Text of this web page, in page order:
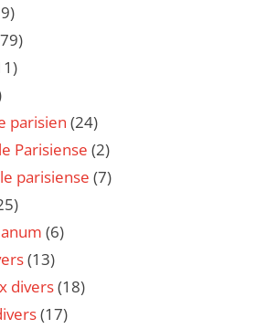
parisien (24)
Parisiense (2)
parisiense (7)
(6)
(13)
divers(18)
(17)